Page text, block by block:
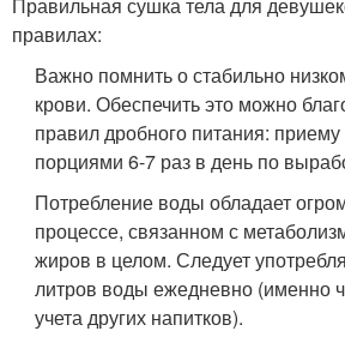
правилах:
Важно помнить о стабильно
крови. Обеспечить это можно
правил дробного питания:
порциями 6-7 раз в день по
Потребление воды обладает
процессе, связанном с
жиров в целом. Следует
литров воды ежедневно (именно
учета других напитков).